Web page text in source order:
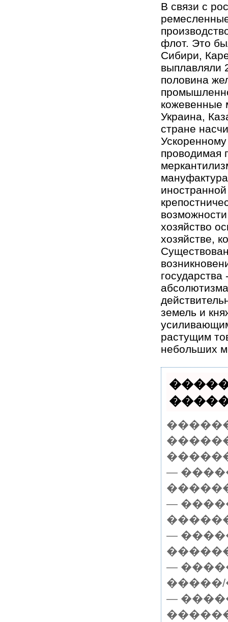
В связи с
флот. Это
Сибири,
выплавляли
половина
кожевенные
Украина,
стране
проводимая
хозяйство
хозяйстве,
земель и
растущим
небольших
������
—
—
—
—
—